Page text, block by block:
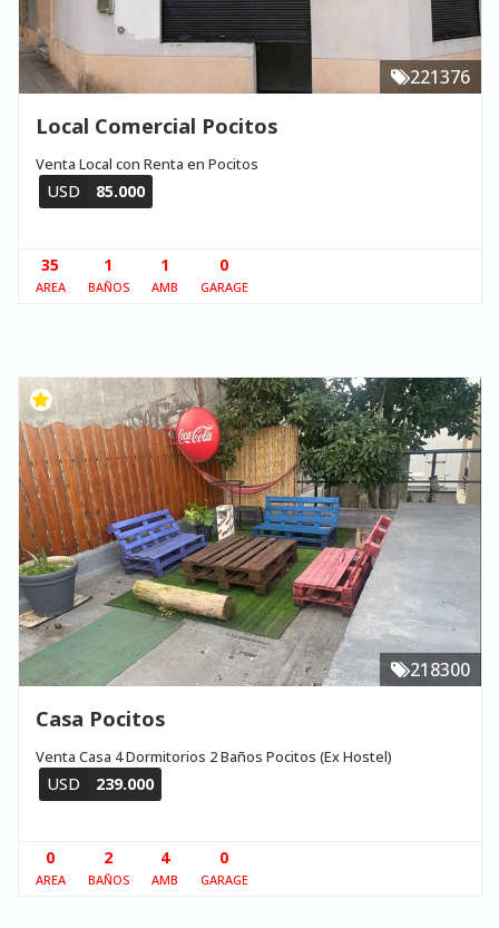
221376
Local Comercial Pocitos
Venta Local con Renta en Pocitos
USD 85.000
35
AREA
1
BAÑOS
1
AMB
0
GARAGE
218300
Casa Pocitos
Venta Casa 4 Dormitorios 2 Baños Pocitos (Ex Hostel)
USD 239.000
0
AREA
2
BAÑOS
4
AMB
0
GARAGE